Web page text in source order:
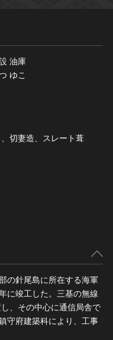
トのご意見はこちら
油庫
ゆこ
切妻造、スレート葺
の針尾島に所在する海軍
に竣工した。三基の無線
、その中心に通信局舎で
守府建築科により、工事